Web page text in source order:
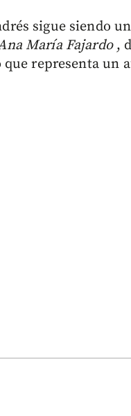
sigue siendo
María Fajardo,
representa un